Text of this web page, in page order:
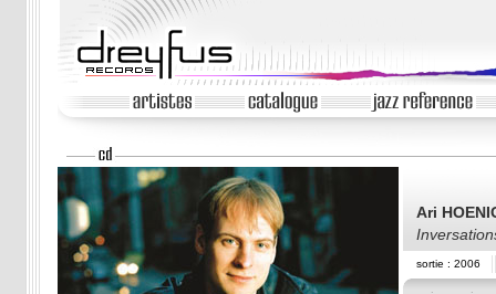
Ari
sortie : 2006